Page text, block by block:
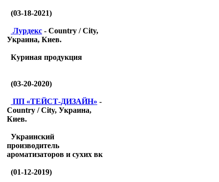
(03-18-2021)
Лурдекс - Country / City,
Украина, Киев.
Куриная продукция
(03-20-2020)
ПП «ТЕЙСТ-ДИЗАЙН» -
Country / City, Украина,
Киев.
Украинский
производитель
ароматизаторов и сухих вк
(01-12-2019)